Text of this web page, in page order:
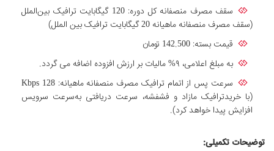
سقف مصرف منصفانه کل دوره: 120 گیگابایت ترافیک بین‌الملل
(سقف مصرف منصفانه ماهیانه 20 گیگابایت ترافیک بین الملل)
قیمت بسته: 142.500 تومان
به مبلغ اعلامی، ۹% مالیات بر ارزش افزوده اضافه می گردد.
سرعت پس از اتمام ترافیک مصرف منصفانه ماهیانه: Kbps 128
(با خریدترافیک مازاد و فشفشه، سرعت دریافتی به‌سرعت سرویس
افزایش پیدا خواهد کرد).
توضیحات تکمیلی: